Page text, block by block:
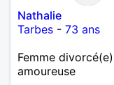
Nathalie
Tarbes - 73 ans
Femme
amoureuse